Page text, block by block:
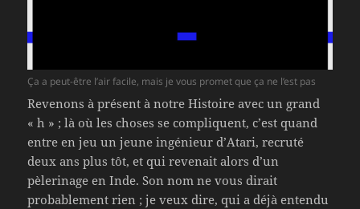
Ça a peut-être l’air facile, mais je vous promet que ça ne l’est pas
Revenons à présent à notre Histoire avec un grand
« h » ; là où les choses se compliquent, c’est quand
entre en jeu un jeune ingénieur d’Atari, recruté
deux ans plus tôt, et qui revenait alors d’un
pèlerinage en Inde. Son nom ne vous dirait
probablement rien ; je veux dire, qui a déjà entendu